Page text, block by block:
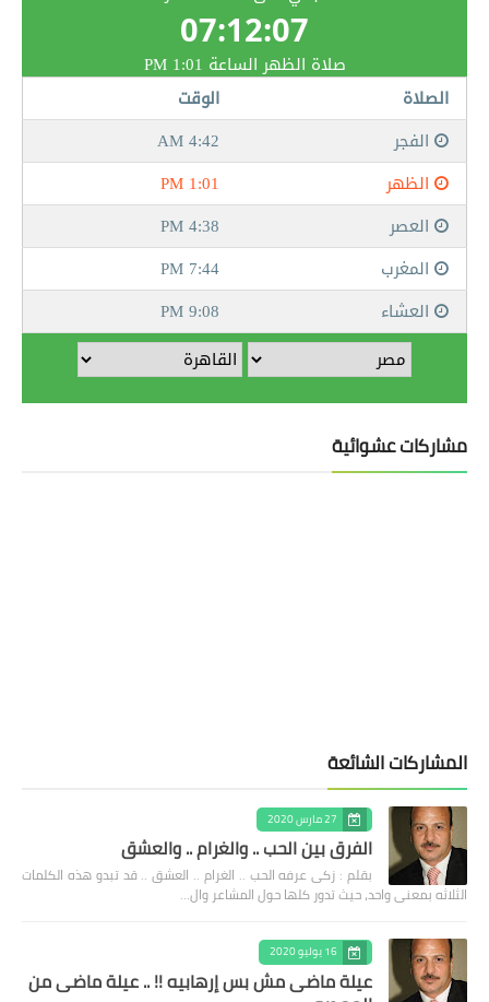
مشاركات عشوائية
المشاركات الشائعة
27 مارس 2020
الفرق بين الحب .. والغرام .. والعشق
بقلم : زكى عرفه الحب .. الغرام .. العشق .. قد تبدو هذه الكلمات
الثلاثه بمعنى واحد، حيث تدور كلها حول المشاعر وال…
16 يوليو 2020
عيلة ماضى مش بس إرهابيه !! .. عيلة ماضى من